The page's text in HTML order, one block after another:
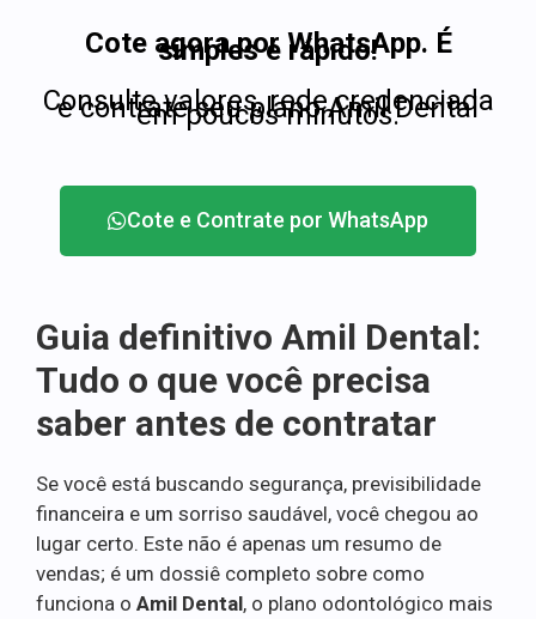
Cote agora por WhatsApp. É
simples e rápido!
Consulte valores, rede credenciada
e contrate seu plano Amil Dental
em poucos minutos.
Cote e Contrate por WhatsApp
Guia definitivo Amil Dental:
Tudo o que você precisa
saber antes de contratar
Se você está buscando segurança, previsibilidade
financeira e um sorriso saudável, você chegou ao
lugar certo. Este não é apenas um resumo de
vendas; é um dossiê completo sobre como
funciona o Amil Dental, o plano odontológico mais